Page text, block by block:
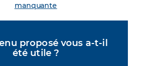
manquante
proposé vous a-t-il
été utile ?